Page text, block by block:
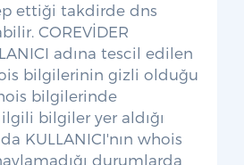
ettiği takdirde dns
COREVİDER
adına tescil edilen
bilgilerinin gizli olduğu
bilgilerinde
bilgiler yer aldığı
KULLANICI'nın whois
durumlarda